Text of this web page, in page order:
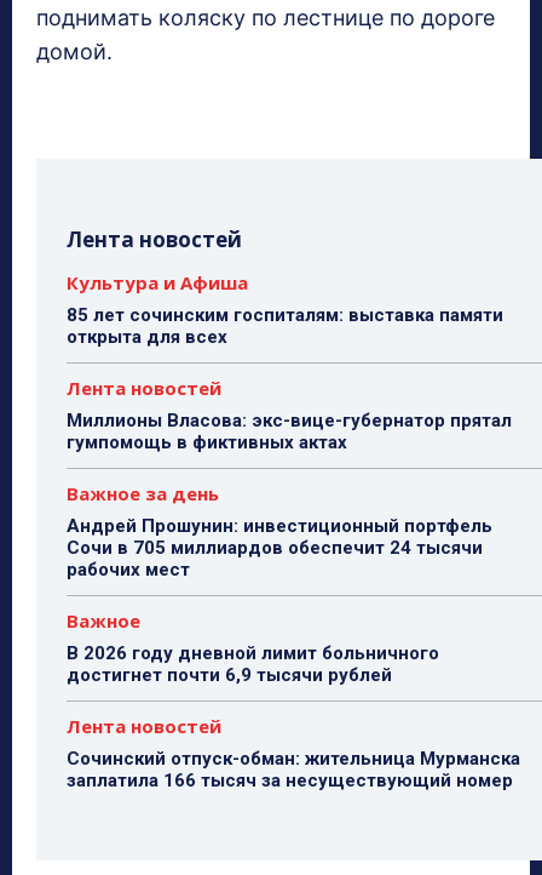
поднимать коляску по лестнице по дороге
домой.
Лента новостей
Культура и Афиша
85 лет сочинским госпиталям: выставка памяти
открыта для всех
Лента новостей
Миллионы Власова: экс-вице-губернатор прятал
гумпомощь в фиктивных актах
Важное за день
Андрей Прошунин: инвестиционный портфель
Сочи в 705 миллиардов обеспечит 24 тысячи
рабочих мест
Важное
В 2026 году дневной лимит больничного
достигнет почти 6,9 тысячи рублей
Лента новостей
Сочинский отпуск-обман: жительница Мурманска
заплатила 166 тысяч за несуществующий номер